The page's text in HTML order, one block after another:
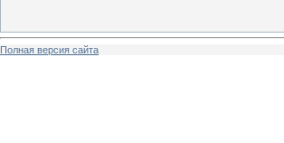
Полная версия сайта